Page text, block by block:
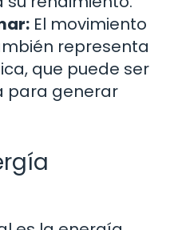
El movimiento
representa
que puede ser
para generar